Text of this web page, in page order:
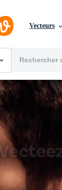
Vecteurs